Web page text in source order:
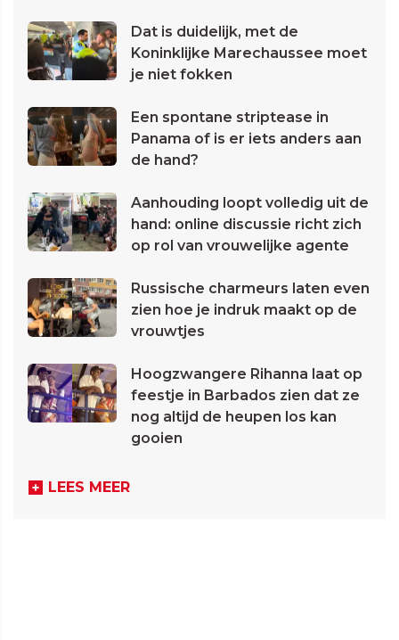
Dat is duidelijk, met de
Koninklijke Marechaussee moet
je niet fokken
Een spontane striptease in
Panama of is er iets anders aan
de hand?
Aanhouding loopt volledig uit de
hand: online discussie richt zich
op rol van vrouwelijke agente
Russische charmeurs laten even
zien hoe je indruk maakt op de
vrouwtjes
Hoogzwangere Rihanna laat op
feestje in Barbados zien dat ze
nog altijd de heupen los kan
gooien
LEES MEER